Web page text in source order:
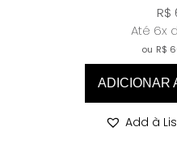
R$
Até 6x
ou R$
ADICIONAR
Add à